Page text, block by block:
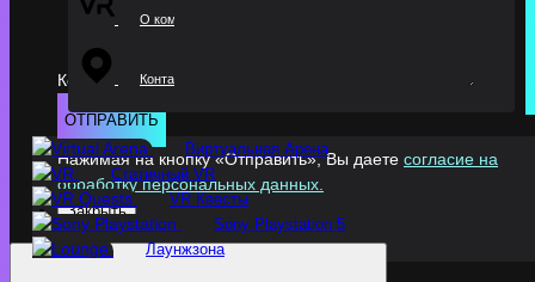
Комментарий:
ОТПРАВИТЬ
Нажимая на кнопку «Отправить», Вы даете согласие на
обработку персональных данных.
Закрыть
О компании
Контакты
Виртуальная Арена
Статичный VR
VR Квесты
Sony Playstation 5
Лаунжзона